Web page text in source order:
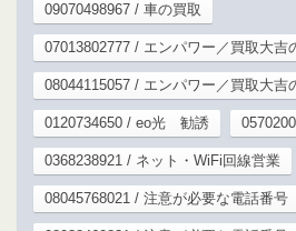
09070498967 / 車の買取
07013802777 / エンパワー／買取大吉
08044115057 / エンパワー／買取大吉
0120734650 / eo光 勧誘
0368238921 / ネット・WiFi回線営業
08045768021 / 注意が必要な電話番号